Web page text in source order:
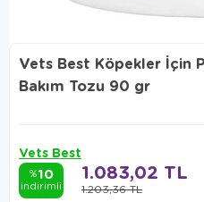
Vets Best Köpekler İçin
Bakım Tozu 90 gr
Vets Best
%10
indirimli 1.203,36 TL
1.083,02 TL